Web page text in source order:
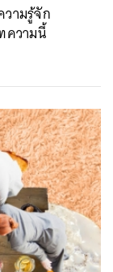
ามรู้จัก
ความนี้